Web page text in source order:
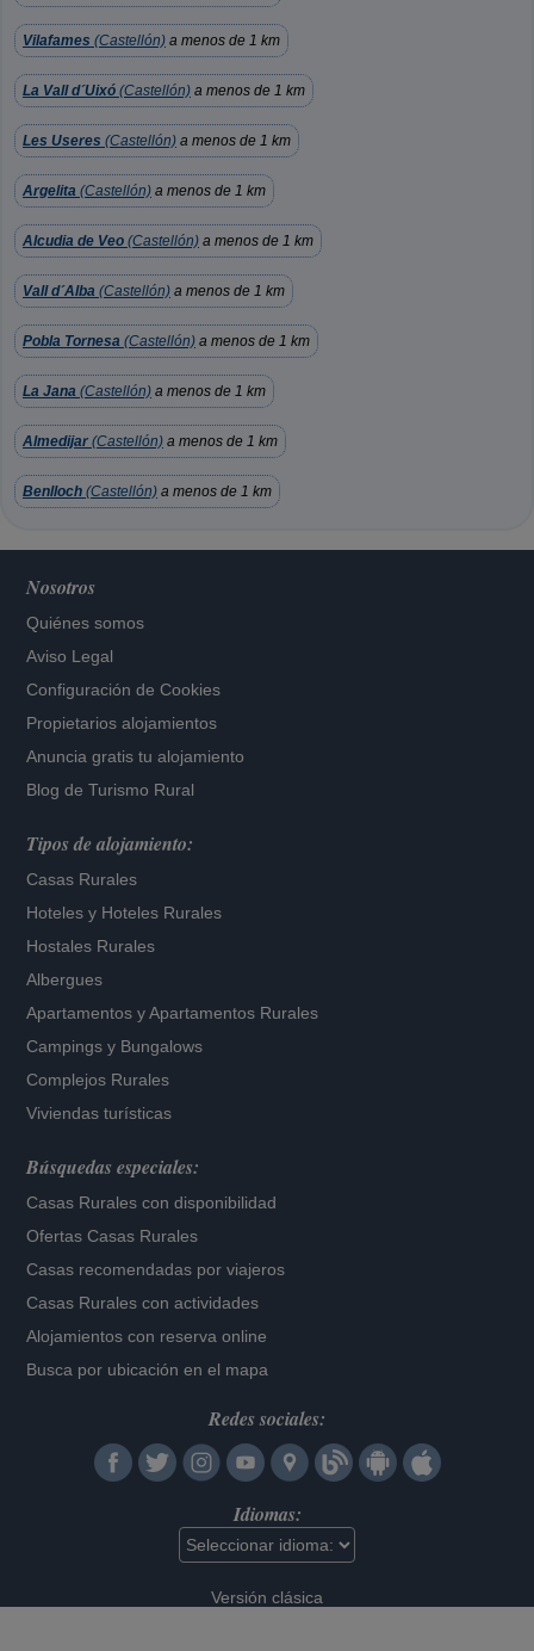
Vilafames (Castellón) a menos de 1 km
La Vall d´Uixó (Castellón) a menos de 1 km
Les Useres (Castellón) a menos de 1 km
Argelita (Castellón) a menos de 1 km
Alcudia de Veo (Castellón) a menos de 1 km
Vall d´Alba (Castellón) a menos de 1 km
Pobla Tornesa (Castellón) a menos de 1 km
La Jana (Castellón) a menos de 1 km
Almedijar (Castellón) a menos de 1 km
Benlloch (Castellón) a menos de 1 km
Nosotros
Quiénes somos
Aviso Legal
Configuración de Cookies
Propietarios alojamientos
Anuncia gratis tu alojamiento
Blog de Turismo Rural
Tipos de alojamiento:
Casas Rurales
Hoteles y Hoteles Rurales
Hostales Rurales
Albergues
Apartamentos yApartamentos Rurales
Campings y Bungalows
Complejos Rurales
Viviendas turísticas
Búsquedas especiales:
Casas Rurales con disponibilidad
Ofertas Casas Rurales
Casas recomendadas por viajeros
Casas Rurales con actividades
Alojamientos con reserva online
Busca por ubicación en el mapa
Redes sociales:
Idiomas:
Versión clásica